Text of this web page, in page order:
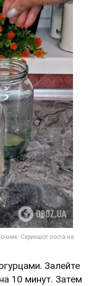
Залейте
10 минут. Затем